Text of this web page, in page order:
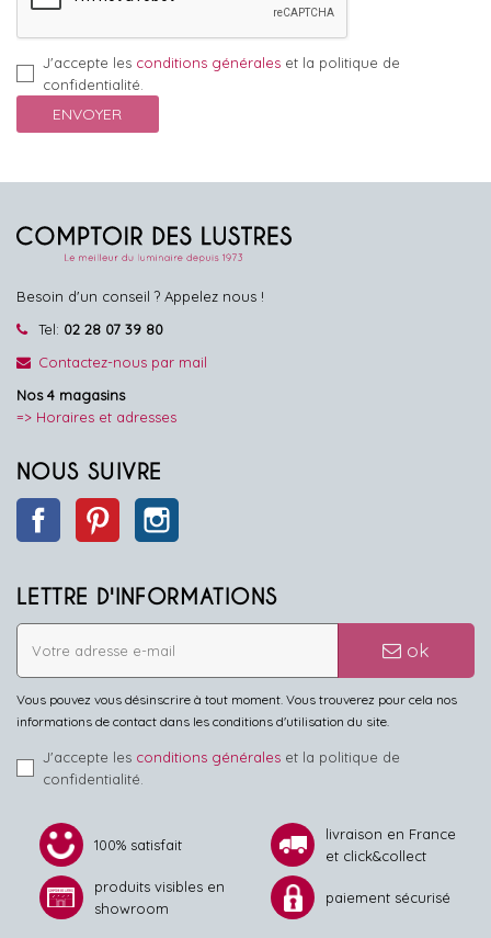
J'accepte les conditions générales et la politique de
confidentialité.
Besoin d'un conseil ? Appelez nous !
Tel: 02 28 07 39 80
Contactez-nous par mail
Nos 4 magasins
=> Horaires et adresses
NOUS SUIVRE
Facebook Pinterest
LETTRE D'INFORMATIONS
ok
Vous pouvez vous désinscrire à tout moment. Vous trouverez pour cela nos
informations de contact dans les conditions d'utilisation du site.
J'accepte les conditions générales et la politique de
confidentialité.
100% satisfait
livraison en France
et click&collect
produits visibles en
showroom
paiement sécurisé